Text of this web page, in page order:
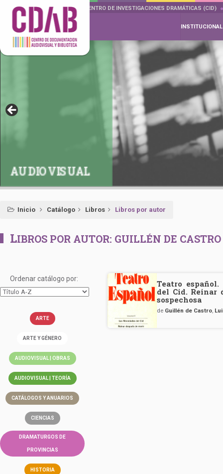
DOCUMENTA DRAMÁTICAS CENTRO DE INVESTIGACIONES DRAMÁTICAS (CID)
INSTITUCIONAL
AUDIOVISUAL
Inicio Catálogo Libros Libros por autor
LIBROS POR AUTOR: GUILLÉN DE CASTRO
Ordenar catálogo por:
ARTE
ARTE Y GÉNERO
AUDIOVISUAL | OBRAS
AUDIOVISUAL | TEORÍA
CATÁLOGOS Y ANUARIOS
CIENCIAS
DRAMATURGOS DE
PROVINCIAS
HISTORIA
Teatro
del Cid. Reinar
sospechosa
de Guillén de Castro,